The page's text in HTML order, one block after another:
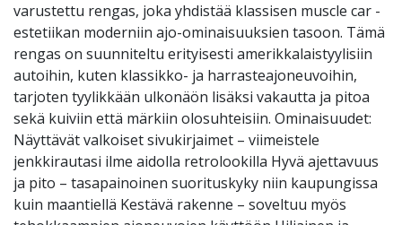
varustettu rengas, joka yhdistää klassisen muscle car -
estetiikan moderniin ajo-ominaisuuksien tasoon. Tämä
rengas on suunniteltu erityisesti amerikkalaistyylisiin
autoihin, kuten klassikko- ja harrasteajoneuvoihin,
tarjoten tyylikkään ulkonäön lisäksi vakautta ja pitoa
sekä kuiviin että märkiin olosuhteisiin. Ominaisuudet:
Näyttävät valkoiset sivukirjaimet – viimeistele
jenkkirautasi ilme aidolla retrolookilla Hyvä ajettavuus
ja pito – tasapainoinen suorituskyky niin kaupungissa
kuin maantiellä Kestävä rakenne – soveltuu myös